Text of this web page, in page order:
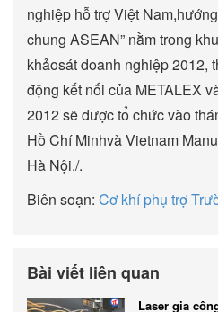
nghiệp hỗ trợ Việt
chung ASEAN” nằm trong
khảosát doanh nghiệp 2012,
động kết nối của METALEX
2012 sẽ được tổ chức vào
Hồ Chí Minhvà Vietnam
Hà Nội./.
Biên soạn: Cơ khí phụ trợ
Bài viết liên quan
Laser gia